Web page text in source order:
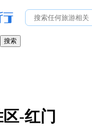
搜索
-红门